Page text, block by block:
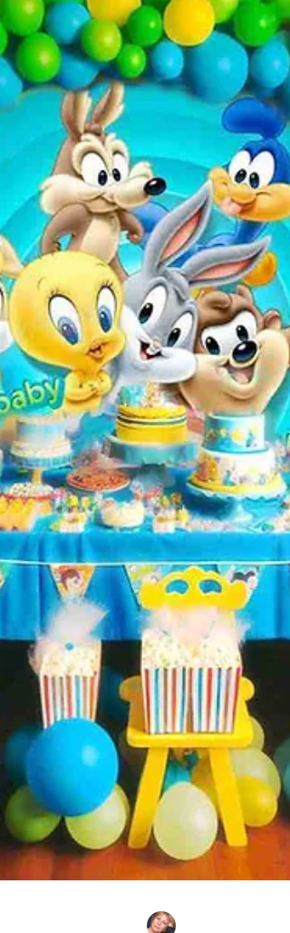
encantadores e atividades que deixam
qualquer criança (e adulto) com um sorriso
rosto. Vamos percorrer todas as etapas
criar a sua festa Bobbie Goods, com dicas
práticas para adaptar ao seu espaço,
orçamento e